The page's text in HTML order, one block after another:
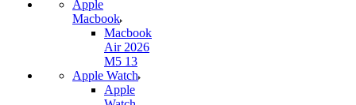
Apple
Macbook
Macbook
Air 2026
M5 13
Apple Watch
Apple